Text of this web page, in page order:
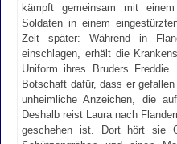
kämpft gemeinsam mit
Soldaten in einem
Zeit später: Während in
einschlagen, erhält die
Uniform ihres Bruders
Botschaft dafür, dass er
unheimliche Anzeichen, die
Deshalb reist Laura nach
geschehen ist. Dort hört sie